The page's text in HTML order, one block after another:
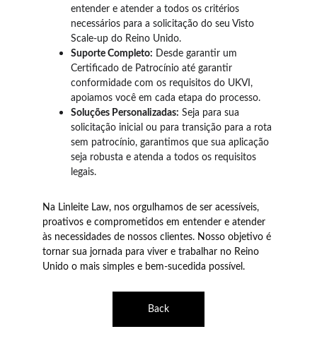
entender e atender a todos os critérios
necessários para a solicitação do seu Visto
Scale-up do Reino Unido.
Suporte Completo: Desde garantir um
Certificado de Patrocínio até garantir
conformidade com os requisitos do UKVI,
apoiamos você em cada etapa do processo.
Soluções Personalizadas: Seja para sua
solicitação inicial ou para transição para a rota
sem patrocínio, garantimos que sua aplicação
seja robusta e atenda a todos os requisitos
legais.
Na Linleite Law, nos orgulhamos de ser acessíveis,
proativos e comprometidos em entender e atender
às necessidades de nossos clientes. Nosso objetivo é
tornar sua jornada para viver e trabalhar no Reino
Unido o mais simples e bem-sucedida possível.
Back